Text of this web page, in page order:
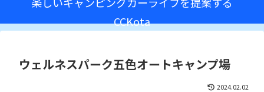
CCKota
ウェルネスパーク五色オートキャンプ場
2024.02.02